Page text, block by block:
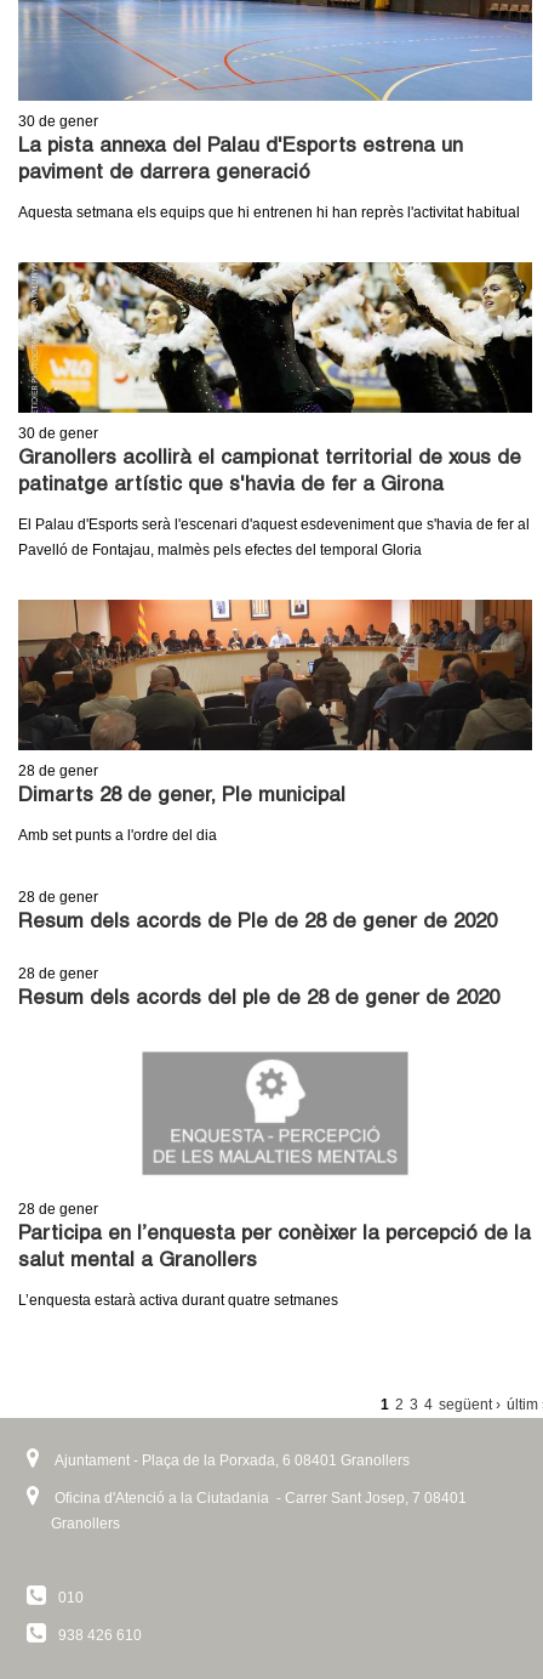
30 de gener
La pista annexa del Palau d'Esports estrena un
paviment de darrera generació
Aquesta setmana els equips que hi entrenen hi han reprès l'activitat habitual
30 de gener
Granollers acollirà el campionat territorial de xous de
patinatge artístic que s'havia de fer a Girona
El Palau d'Esports serà l'escenari d'aquest esdeveniment que s'havia de fer al
Pavelló de Fontajau, malmès pels efectes del temporal Gloria
28 de gener
Dimarts 28 de gener, Ple municipal
Amb set punts a l'ordre del dia
28 de gener
Resum dels acords de Ple de 28 de gener de 2020
28 de gener
Resum dels acords del ple de 28 de gener de 2020
28 de gener
Participa en l’enquesta per conèixer la percepció de la
salut mental a Granollers
L’enquesta estarà activa durant quatre setmanes
G
S
1 2 3 4 següent › últim
Ajuntament - Plaça de la Porxada, 6 08401 Granollers
Oficina d'Atenció a la Ciutadania - Carrer Sant Josep, 7 08401
Granollers
010
938 426 610